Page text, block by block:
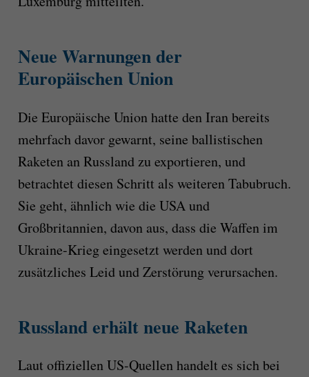
Neue Warnungen der
Europäischen Union
Die Europäische Union hatte den Iran bereits
mehrfach davor gewarnt, seine ballistischen
Raketen an Russland zu exportieren, und
betrachtet diesen Schritt als weiteren Tabubruch.
Sie geht, ähnlich wie die USA und
Großbritannien, davon aus, dass die Waffen im
Ukraine-Krieg eingesetzt werden und dort
zusätzliches Leid und Zerstörung verursachen.
Russland erhält neue Raketen
Laut offiziellen US-Quellen handelt es sich bei